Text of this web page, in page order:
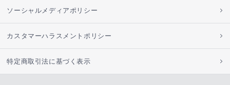
ソーシャルメディアポリシー
カスタマーハラスメントポリシー
特定商取引法に基づく表示